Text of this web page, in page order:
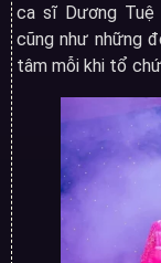
ca sĩ Dương Tuệ
cũng như những
tâm mỗi khi tổ